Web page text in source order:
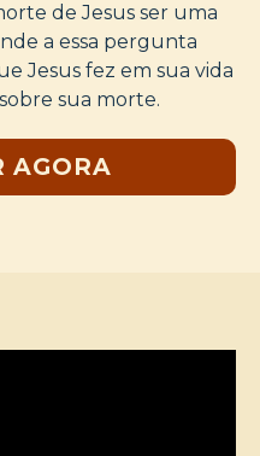
de Jesus ser uma
a essa pergunta
Jesus fez em sua vida
sua morte.
AGORA